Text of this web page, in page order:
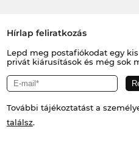
Hírlap feliratkozás
Lepd meg postafiókodat egy
privát kiárusítások és még sok
További tájékoztatást a
találsz.